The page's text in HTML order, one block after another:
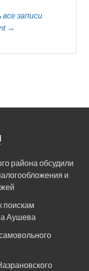
записи
→
района обсудили
и
поискам
Аушева